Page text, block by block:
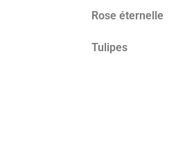
Rose éternelle
Tulipes